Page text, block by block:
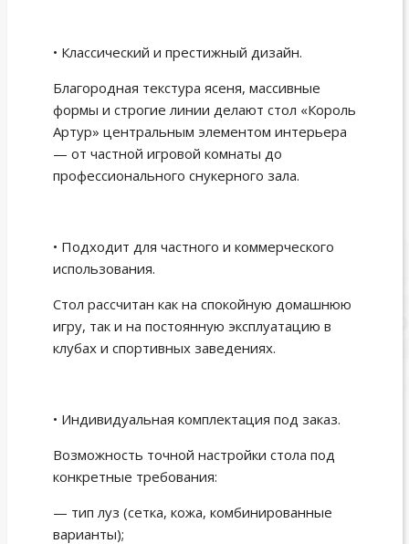
• Классический и престижный дизайн.
Благородная текстура ясеня, массивные
формы и строгие линии делают стол «Король
Артур» центральным элементом интерьера
— от частной игровой комнаты до
профессионального снукерного зала.
• Подходит для частного и коммерческого
использования.
Стол рассчитан как на спокойную домашнюю
игру, так и на постоянную эксплуатацию в
клубах и спортивных заведениях.
• Индивидуальная комплектация под заказ.
Возможность точной настройки стола под
конкретные требования:
— тип луз (сетка, кожа, комбинированные
варианты);